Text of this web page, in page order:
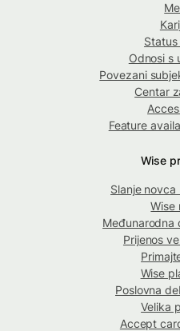
Odnosi s
Povezani
Centar
Feature
Wise
Slanje
Wise
Međunarodna
Prijenos
Wise
Poslovna
Velika
Accept